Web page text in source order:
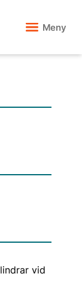
Meny